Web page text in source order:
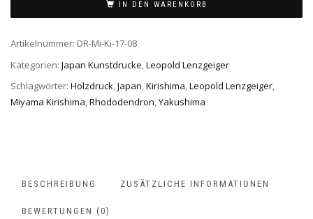
IN DEN WARENKORB
Artikelnummer: DR-Mi-Ki-17-08
Kategorien: Japan Kunstdrucke,Leopold Lenzgeiger
Schlagwörter: Holzdruck,Japan,Kirishima,Leopold Lenzgeiger,
Miyama Kirishima,Rhododendron,Yakushima
BESCHREIBUNG ZUSÄTZLICHE INFORMATIONEN
BEWERTUNGEN (0)